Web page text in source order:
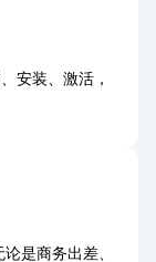
安装、激活，
是商务出差、